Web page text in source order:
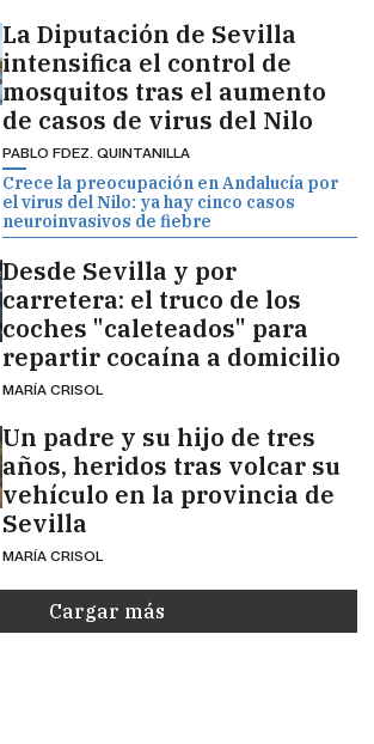
La Diputación de Sevilla
intensifica el control de
mosquitos tras el aumento
de casos de virus del Nilo
PABLO FDEZ. QUINTANILLA
Crece la preocupación en Andalucía por
el virus del Nilo: ya hay cinco casos
neuroinvasivos de fiebre
Desde Sevilla y por
carretera: el truco de los
coches "caleteados" para
repartir cocaína a domicilio
MARÍA CRISOL
Un padre y su hijo de tres
años, heridos tras volcar su
vehículo en la provincia de
Sevilla
MARÍA CRISOL
Cargar más